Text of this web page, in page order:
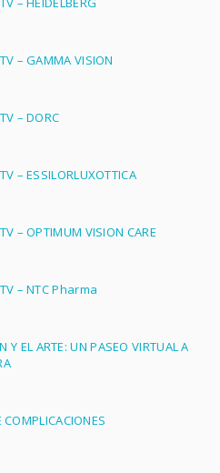
– GAMMA VISION
– DORC
– ESSILORLUXOTTICA
– OPTIMUM VISION CARE
– NTC Pharma
Y EL ARTE: UN PASEO VIRTUAL A